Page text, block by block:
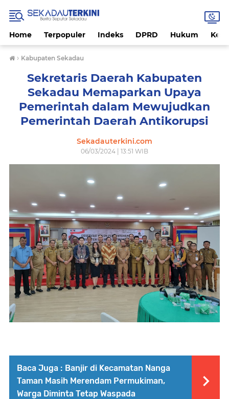
Home Terpopuler Indeks DPRD Hukum
› Kabupaten Sekadau
Sekretaris Daerah Kabupaten
Sekadau Memaparkan Upaya
Pemerintah dalam Mewujudkan
Pemerintah Daerah Antikorupsi
Sekadauterkini.com
06/03/2024 | 13:51 WIB
Baca Juga : Banjir di Kecamatan Nanga
Taman Masih Merendam Permukiman,
Warga Diminta Tetap Waspada